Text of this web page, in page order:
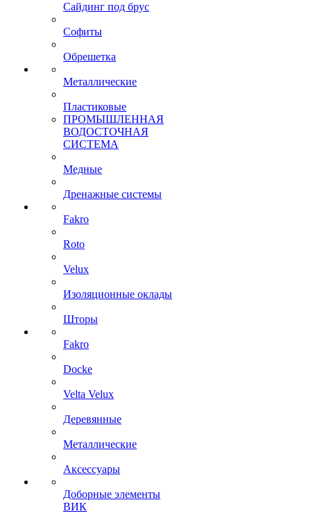
Сайдинг под брус
Софиты
Обрешетка
Металлические
Пластиковые
ПРОМЫШЛЕННАЯ
ВОДОСТОЧНАЯ
СИСТЕМА
Медные
Дренажные системы
Fakro
Roto
Velux
Изоляционные оклады
Шторы
Fakro
Docke
Velta Velux
Деревянные
Металлические
Аксессуары
Доборные элементы
ВИК